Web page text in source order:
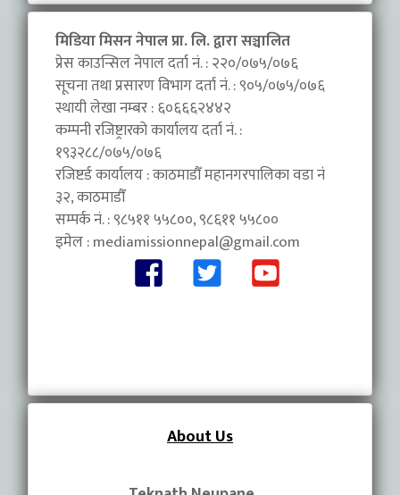
मिडिया मिसन नेपाल प्रा. लि. द्वारा सञ्चालित
प्रेस काउन्सिल नेपाल दर्ता नं. : २२०/०७५/०७६
सूचना तथा प्रसारण विभाग दर्ता नं. : ९०५/०७५/०७६
स्थायी लेखा नम्बर : ६०६६६२४४२
कम्पनी रजिष्ट्रारको कार्यालय दर्ता नं. :
१९३२८८/०७५/०७६
रजिष्टर्ड कार्यालय : काठमाडौँ महानगरपालिका वडा नंं
३२, काठमाडौँ
सम्पर्क नं. : ९८५११ ५५८००, ९८६११ ५५८००
इमेल :mediamissionnepal@gmail.com
About Us